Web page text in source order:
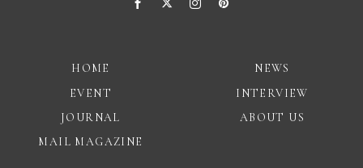
HOME
NEWS
EVENT
INTERVIEW
JOURNAL
ABOUT US
MAIL MAGAZINE